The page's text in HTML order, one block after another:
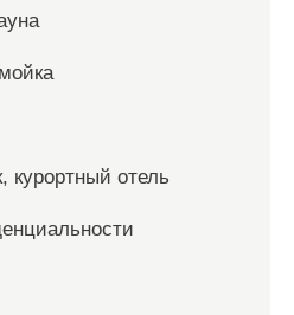
курортный отель